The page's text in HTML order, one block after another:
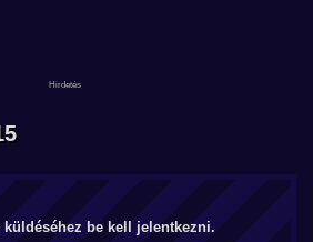
küldéséhez be kell jelentkezni.